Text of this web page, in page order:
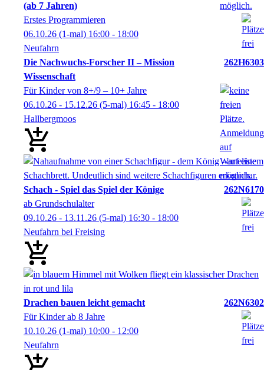
(ab 7 Jahren)
Erstes Programmieren
06.10.26 (1-mal) 16:00 - 18:00
Neufahrn
Die Nachwuchs-Forscher II – Mission
Wissenschaft
262H6303
Für Kinder von 8+/9 – 10+ Jahre
06.10.26 - 15.12.26 (5-mal) 16:45 - 18:00
Hallbergmoos
Schach - Spiel das Spiel der Könige
262N6170
ab Grundschulalter
09.10.26 - 13.11.26 (5-mal) 16:30 - 18:00
Neufahrn bei Freising
Drachen bauen leicht gemacht
262N6302
Für Kinder ab 8 Jahre
10.10.26 (1-mal) 10:00 - 12:00
Neufahrn